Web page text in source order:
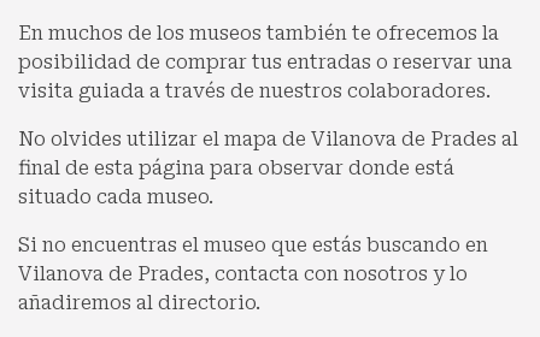
En muchos de los museos también te ofrecemos la
posibilidad de comprar tus entradas o reservar una
visita guiada a través de nuestros colaboradores.
No olvides utilizar el mapa de Vilanova de Prades al
final de esta página para observar donde está
situado cada museo.
Si no encuentras el museo que estás buscando en
Vilanova de Prades, contacta con nosotros y lo
añadiremos al directorio.